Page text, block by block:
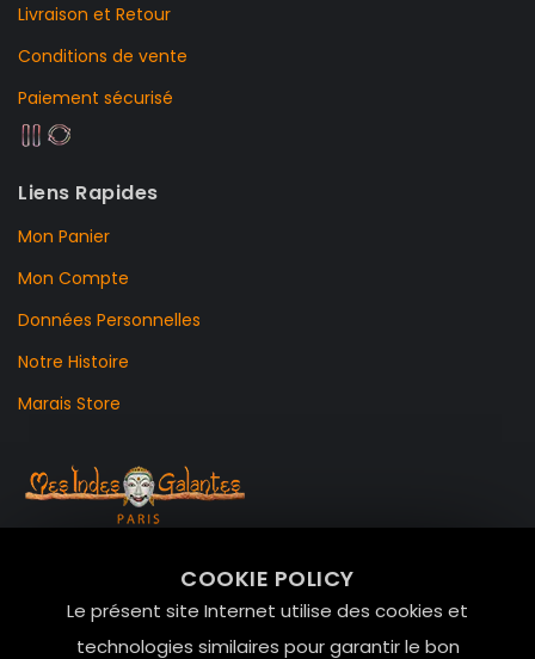
COOKIE POLICY
Le présent site Internet utilise des cookies et
technologies similaires pour garantir le bon
Livraison et Retour
Conditions de vente
Paiement sécurisé
Liens Rapides
Mon Panier
Mon Compte
Données Personnelles
Notre Histoire
Marais Store
Le Marais, 75004 Paris
contact@mesindesgalantes.com